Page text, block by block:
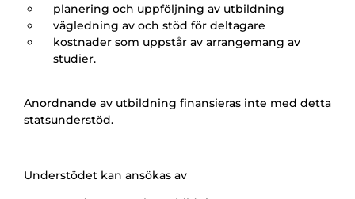
planering och uppföljning av utbildning
vägledning av och stöd för deltagare
kostnader som uppstår av arrangemang av
studier.
Anordnande av utbildning finansieras inte med detta
statsunderstöd.
Understödet kan ansökas av